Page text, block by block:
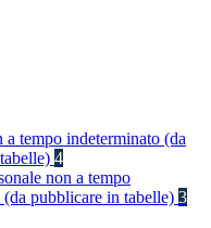
a tempo indeterminato (da
4
non a tempo
pubblicare in tabelle) 3